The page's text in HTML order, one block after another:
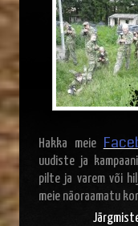
Hakka meie
uudiste ja
pilte ja varem või
meie näoraamatu